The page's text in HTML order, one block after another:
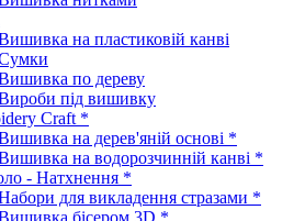
на пластиковій канві
по дереву
під вишивку
Craft *
на дерев'яній основі *
на водорозчинній канві *
- Натхнення *
для викладення стразами *
бісером 3D *